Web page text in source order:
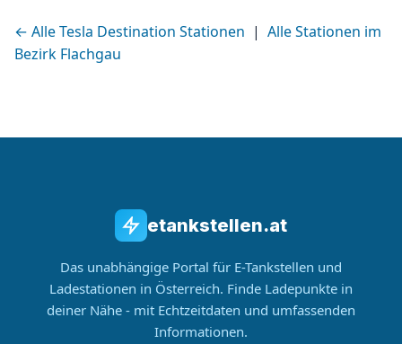
← Alle Tesla Destination Stationen | Alle Stationen im
Bezirk Flachgau
etankstellen.at
Das unabhängige Portal für E-Tankstellen und
Ladestationen in Österreich. Finde Ladepunkte in
deiner Nähe - mit Echtzeitdaten und umfassenden
Informationen.